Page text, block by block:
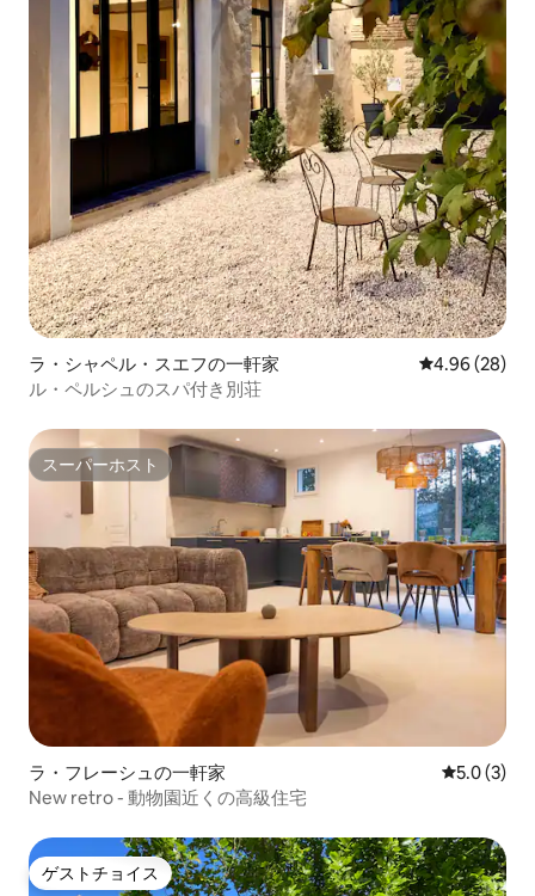
ラ・シャペル・スエフの一軒家 レビュー28
4.96 (28)
ル・ペルシュのスパ付き別荘
スーパーホスト
スーパーホスト
ラ・フレーシュの一軒家 レビュー3
5.0 (3)
New retro - 動物園近くの高級住宅
ゲストチョイス
ゲストチョイス